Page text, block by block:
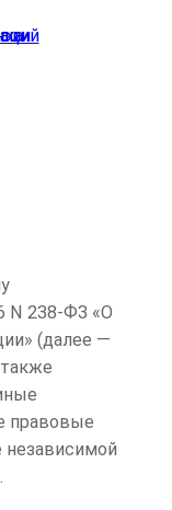
N 238-ФЗ «О
(далее —
правовые